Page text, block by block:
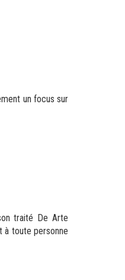
un focus sur
traité De Arte
à toute personne